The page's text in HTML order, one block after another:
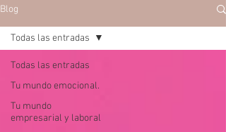
Blog
Todas las entradas
Tu mundo emocional.
Tu mundo
empresarial y laboral
Todas las entradas